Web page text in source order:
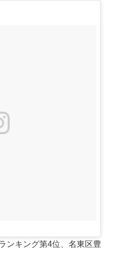
ンキング第4位、名東区豊